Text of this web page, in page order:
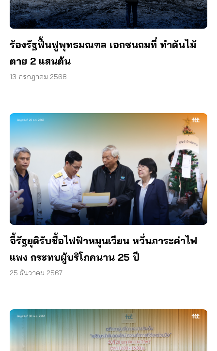
ร้องรัฐฟื้นฟูพุทธมณฑล เอกชนถมที่ ทำต้นไม้
ตาย 2 แสนต้น
13 กรกฎาคม 2568
จี้รัฐยุติรับซื้อไฟฟ้าหมุนเวียน หวั่นภาระค่าไฟ
แพง กระทบผู้บริโภคนาน 25 ปี
25 ธันวาคม 2567